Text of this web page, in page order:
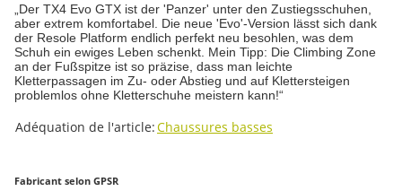
„Der TX4 Evo GTX ist der 'Panzer' unter den Zustiegsschuhen,
aber extrem komfortabel. Die neue 'Evo'-Version lässt sich dank
der Resole Platform endlich perfekt neu besohlen, was dem
Schuh ein ewiges Leben schenkt. Mein Tipp: Die Climbing Zone
an der Fußspitze ist so präzise, dass man leichte
Kletterpassagen im Zu- oder Abstieg und auf Klettersteigen
problemlos ohne Kletterschuhe meistern kann!“
#productDetails.itemInformation#
#productDetails.itemValue#
Adéquation de l'article:Chaussures basses
Fabricant selon GPSR